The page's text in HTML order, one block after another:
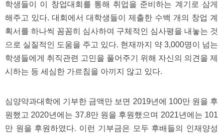
학생들이 이 창업대회를 통해 취업을 준비하는 계기로 삼게
해주고 있다. 대회에서 대학생들이 제출한 수백 개의 창업 계
획서를 하나씩 꼼꼼히 심사하여 구체적인 심사평을 내놓는 것
으로 실질적인 도움을 주고 있다. 현재까지 약 3,000명이 넘는
학생들에게 취직관련 고민을 풀어주기 위해 자신의 의견을 제
시하는 등 세심한 가르침을 아끼지 않고 있다.
심양약과대학에 기부한 금액만 보면 2019년에 100만 원을 후
원했고 2020년에는 37.8만 원을 후원했으며 2021년에는 101
만 원을 후원하였다. 이런 기부금은 모두 후배들의 인재양성